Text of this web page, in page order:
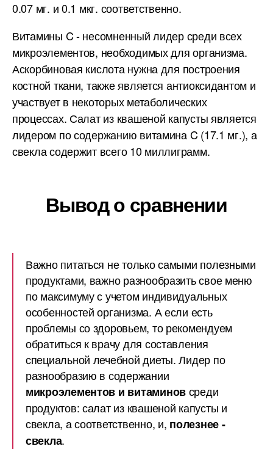
0.07 мг. и 0.1 мкг. соответственно.
Витамины C - несомненный лидер среди всех
микроэлементов, необходимых для организма.
Аскорбиновая кислота нужна для построения
костной ткани, также является антиоксидантом и
участвует в некоторых метаболических
процессах. Салат из квашеной капусты является
лидером по содержанию витамина C (17.1 мг.), а
свекла содержит всего 10 миллиграмм.
Вывод о сравнении
Важно питаться не только самыми полезными
продуктами, важно разнообразить свое меню
по максимуму с учетом индивидуальных
особенностей организма. А если есть
проблемы со здоровьем, то рекомендуем
обратиться к врачу для составления
специальной лечебной диеты. Лидер по
разнообразию в содержании
микроэлементов и витаминовсреди
продуктов: салат из квашеной капусты и
свекла, а соответственно, и, полезнее -
свекла.